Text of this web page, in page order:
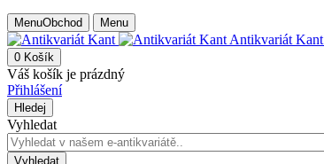
MenuObchod Menu
Antikvariát Kant
0 Košík
Váš košík je prázdný
Přihlášení
Hledej
Vyhledat
Vyhledat